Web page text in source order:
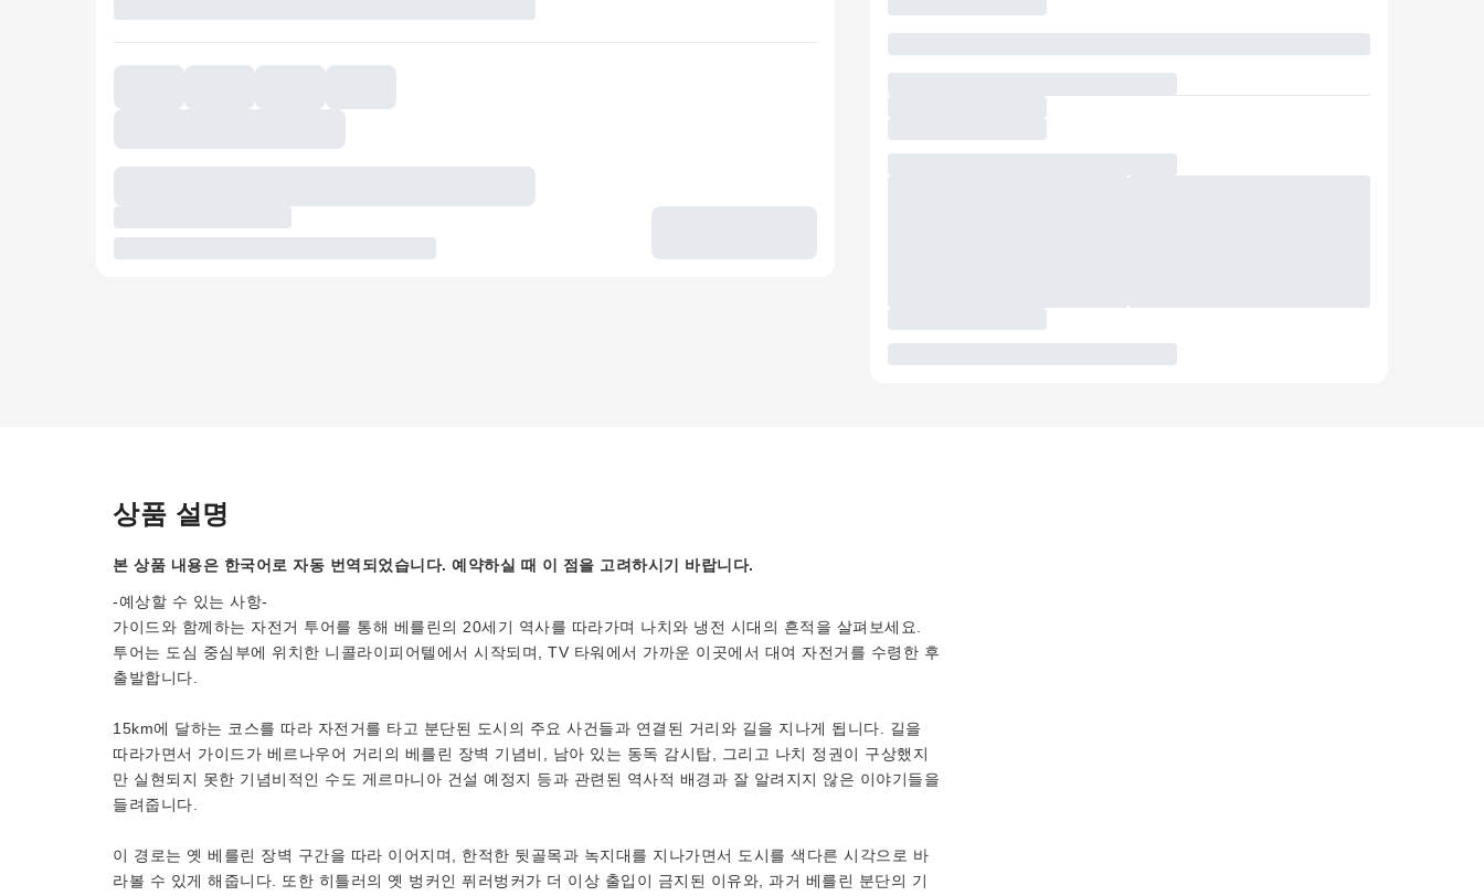
상품 설명
본 상품 내용은 한국어로 자동 번역되었습니다. 예약하실 때 이 점을 고려하시기 바랍니다.
-예상할 수 있는 사항-
가이드와 함께하는 자전거 투어를 통해 베를린의 20세기 역사를 따라가며 나치와 냉전 시대의 흔적을 살펴보세요.
투어는 도심 중심부에 위치한 니콜라이피어텔에서 시작되며, TV 타워에서 가까운 이곳에서 대여 자전거를 수령한 후
출발합니다.
15km에 달하는 코스를 따라 자전거를 타고 분단된 도시의 주요 사건들과 연결된 거리와 길을 지나게 됩니다. 길을
따라가면서 가이드가 베르나우어 거리의 베를린 장벽 기념비, 남아 있는 동독 감시탑, 그리고 나치 정권이 구상했지
만 실현되지 못한 기념비적인 수도 게르마니아 건설 예정지 등과 관련된 역사적 배경과 잘 알려지지 않은 이야기들을
들려줍니다.
이 경로는 옛 베를린 장벽 구간을 따라 이어지며, 한적한 뒷골목과 녹지대를 지나가면서 도시를 색다른 시각으로 바
라볼 수 있게 해줍니다. 또한 히틀러의 옛 벙커인 퓌러벙커가 더 이상 출입이 금지된 이유와, 과거 베를린 분단의 기